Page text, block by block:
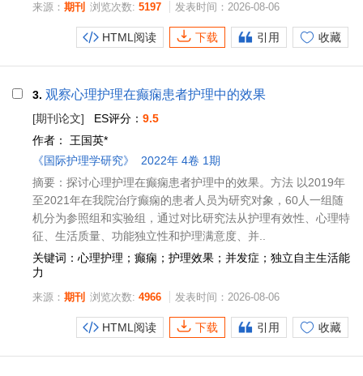
来源： 期刊 浏览次数: 5197 发表时间：2026-08-06
HTML阅读 下载 引用 收藏
3. 观察心理护理在癫痫患者护理中的效果
[期刊论文] ES评分： 9.5
作者： 王国英*
《国际护理学研究》
2022年 4卷 1期
摘要：探讨心理护理在癫痫患者护理中的效果。方法 以2019年
至2021年在我院治疗癫痫的患者人员为研究对象，60人一组随
机分为参照组和实验组，通过对比研究法从护理有效性、心理特
征、生活质量、功能独立性和护理满意度、并..
关键词：心理护理；癫痫；护理效果；并发症；独立自主生活能
力
来源： 期刊 浏览次数: 4966 发表时间：2026-08-06
HTML阅读 下载 引用 收藏